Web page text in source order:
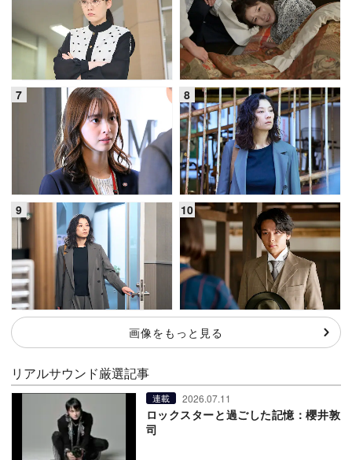
画像をもっと見る
リアルサウンド厳選記事
連載 2026.07.11
ロックスターと過ごした記憶：櫻井敦
司